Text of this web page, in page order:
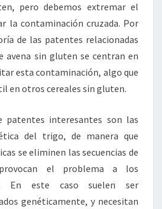
pero debemos extremar el
la contaminación cruzada. Por
de las patentes relacionadas
avena sin gluten se centran en
esta contaminación, algo que
en otros cereales sin gluten.
patentes interesantes son las
del trigo, de manera que
se eliminen las secuencias de
el problema a los
En este caso suelen ser
genéticamente, y necesitan